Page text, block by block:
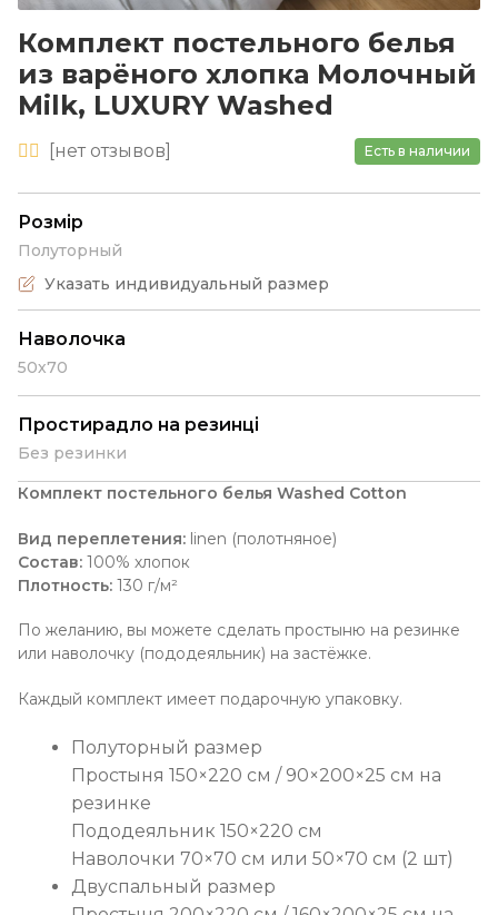
Комплект постельного белья
из варёного хлопка Молочный
Milk, LUXURY Washed
[нетотзывов] Есть в наличии
Розмір
Полуторный
Указать индивидуальный размер
Наволочка
50х70
Простирадло на резинці
Без резинки
Комплект постельного белья Washed Cotton
Вид переплетения: linen (полотняное)
Состав: 100% хлопок
Плотность: 130 г/м²
По желанию, вы можете сделать простыню на резинке
или наволочку (пододеяльник) на застёжке.
Каждый комплект имеет подарочную упаковку.
Полуторный размер
Простыня 150×220 см / 90×200×25 см на
резинке
Пододеяльник 150×220 см
Наволочки 70×70 см или 50×70 см (2 шт)
Двуспальный размер